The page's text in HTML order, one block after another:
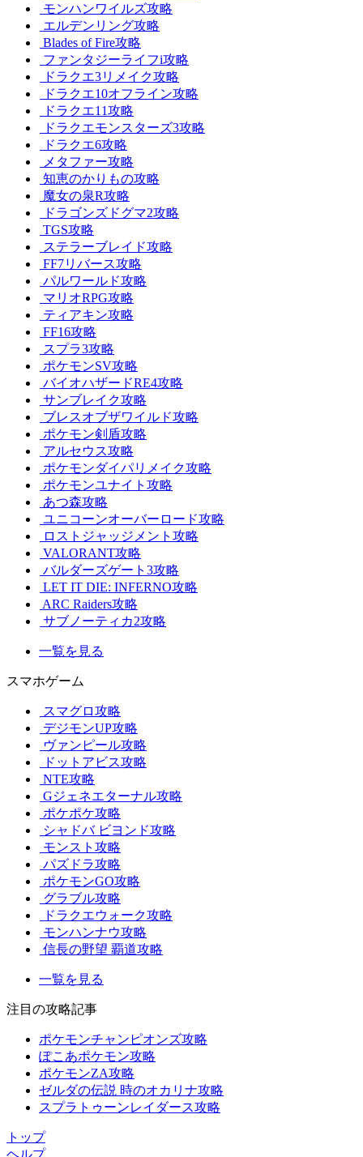
モンハンワイルズ攻略
エルデンリング攻略
Blades of Fire攻略
ファンタジーライフi攻略
ドラクエ3リメイク攻略
ドラクエ10オフライン攻略
ドラクエ11攻略
ドラクエモンスターズ3攻略
ドラクエ6攻略
メタファー攻略
知恵のかりもの攻略
魔女の泉R攻略
ドラゴンズドグマ2攻略
TGS攻略
ステラーブレイド攻略
FF7リバース攻略
パルワールド攻略
マリオRPG攻略
ティアキン攻略
FF16攻略
スプラ3攻略
ポケモンSV攻略
バイオハザードRE4攻略
サンブレイク攻略
ブレスオブザワイルド攻略
ポケモン剣盾攻略
アルセウス攻略
ポケモンダイパリメイク攻略
ポケモンユナイト攻略
あつ森攻略
ユニコーンオーバーロード攻略
ロストジャッジメント攻略
VALORANT攻略
バルダーズゲート3攻略
LET IT DIE: INFERNO攻略
ARC Raiders攻略
サブノーティカ2攻略
一覧を見る
スマホゲーム
スマグロ攻略
デジモンUP攻略
ヴァンピール攻略
ドットアビス攻略
NTE攻略
Gジェネエターナル攻略
ポケポケ攻略
シャドバ ビヨンド攻略
モンスト攻略
パズドラ攻略
ポケモンGO攻略
グラブル攻略
ドラクエウォーク攻略
モンハンナウ攻略
信長の野望 覇道攻略
一覧を見る
注目の攻略記事
ポケモンチャンピオンズ攻略
ぽこあポケモン攻略
ポケモンZA攻略
ゼルダの伝説 時のオカリナ攻略
スプラトゥーンレイダース攻略
トップ
ヘルプ